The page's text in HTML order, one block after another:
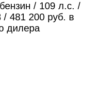
/ 109 л.с. /
481 200 руб. в
дилера